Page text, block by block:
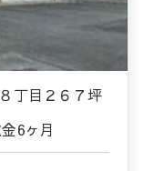
丁目２６７坪
6ヶ月